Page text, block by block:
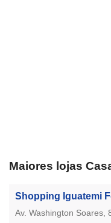
Maiores lojas
Shopping Iguatemi
Av. Washington Soares,